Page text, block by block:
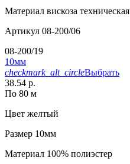
Материал вискоза техническая
Артикул 08-200/06
08-200/19
10мм
checkmark_alt_circleВыбрать
38.54 р.
По 80 м
Цвет желтый
Размер 10мм
Материал 100% полиэстер